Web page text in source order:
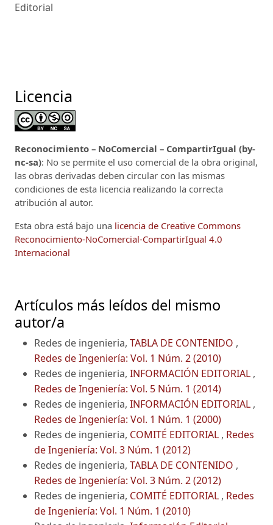
Editorial
Licencia
Reconocimiento – NoComercial – CompartirIgual (by-
nc-sa): No se permite el uso comercial de la obra original,
las obras derivadas deben circular con las mismas
condiciones de esta licencia realizando la correcta
atribución al autor.
Esta obra está bajo una licencia de Creative Commons
Reconocimiento-NoComercial-CompartirIgual 4.0
Internacional
Artículos más leídos del mismo
autor/a
Redes de ingenieria, TABLA DE CONTENIDO ,
Redes de Ingeniería: Vol. 1 Núm. 2 (2010)
Redes de ingenieria, INFORMACIÓN EDITORIAL ,
Redes de Ingeniería: Vol. 5 Núm. 1 (2014)
Redes de ingenieria, INFORMACIÓN EDITORIAL ,
Redes de Ingeniería: Vol. 1 Núm. 1 (2000)
Redes de ingenieria, COMITÉ EDITORIAL , Redes
de Ingeniería: Vol. 3 Núm. 1 (2012)
Redes de ingenieria, TABLA DE CONTENIDO ,
Redes de Ingeniería: Vol. 3 Núm. 2 (2012)
Redes de ingenieria, COMITÉ EDITORIAL , Redes
de Ingeniería: Vol. 1 Núm. 1 (2010)